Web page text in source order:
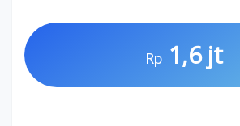
Rp 1,6 jt